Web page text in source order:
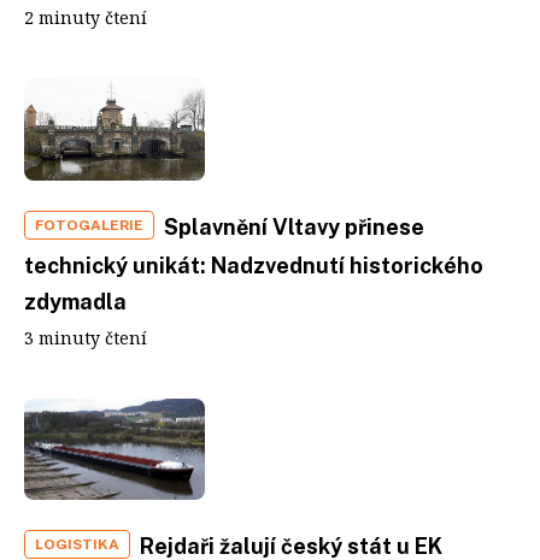
2 minuty čtení
FOTOGALERIE
Splavnění Vltavy přinese
technický unikát: Nadzvednutí historického
zdymadla
3 minuty čtení
LOGISTIKA Rejdaři žalují český stát u EK